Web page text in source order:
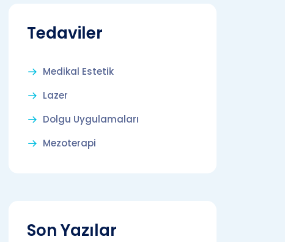
Tedaviler
Medikal Estetik
Lazer
Dolgu Uygulamaları
Mezoterapi
Son Yazılar